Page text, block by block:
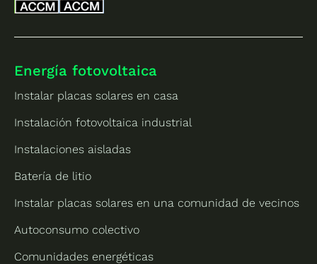
Energía fotovoltaica
Instalar placas solares en casa
Instalación fotovoltaica industrial
Instalaciones aisladas
Batería de litio
Instalar placas solares en una comunidad de vecinos
Autoconsumo colectivo
Comunidades energéticas